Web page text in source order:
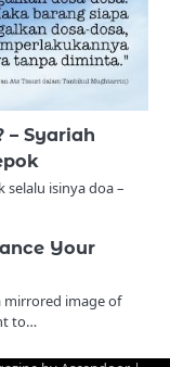
– Syariah
selalu isinya doa –
Your
mirrored image of
to…